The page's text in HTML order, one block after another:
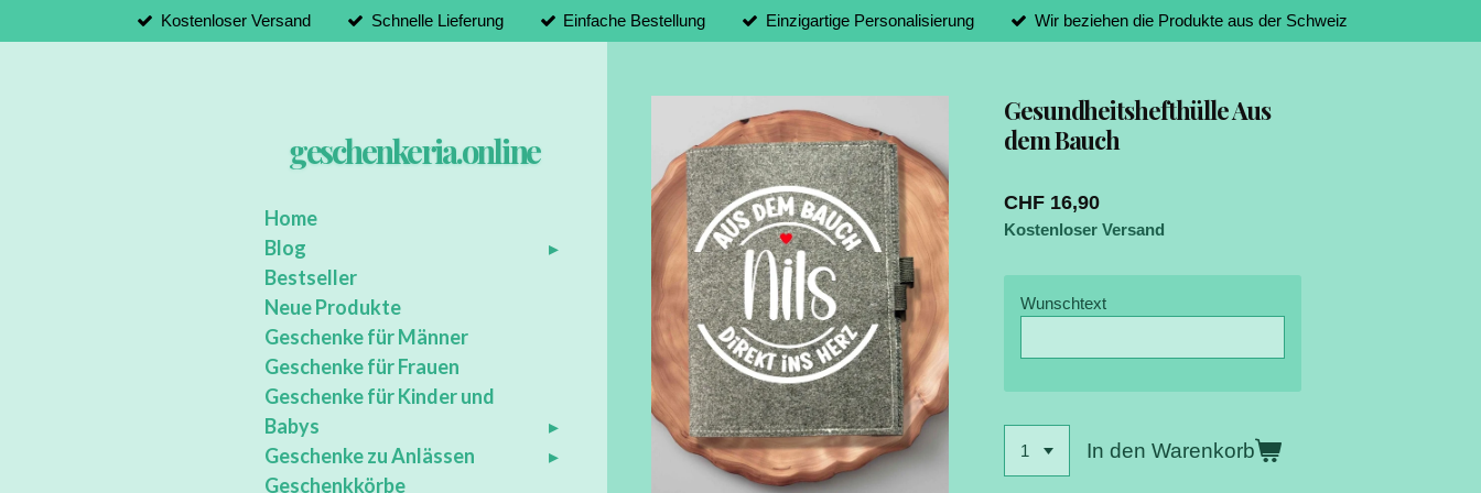
Hauptinhalt
Kostenloser Versand Schnelle Lieferung Einfache Bestellung Einzigartige Personalisierung Wir beziehen die Produkte aus der Schweiz
Gesundheitshefthülle Aus
dem Bauch
CHF 16,90
Kostenloser Versand
Wunschtext
In den Warenkorb
geschenkeria.online
Home
Blog
Bestseller
Neue Produkte
Geschenke für Männer
Geschenke für Frauen
Geschenke für Kinder und
Babys
Geschenke zu Anlässen
Geschenkkörbe